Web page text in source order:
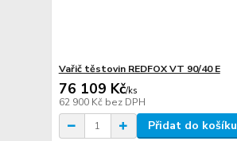
Vařič těstovin REDFOX VT 90/40 E
76 109 Kč/ks
62 900 Kč bez DPH
Přidat do košíku